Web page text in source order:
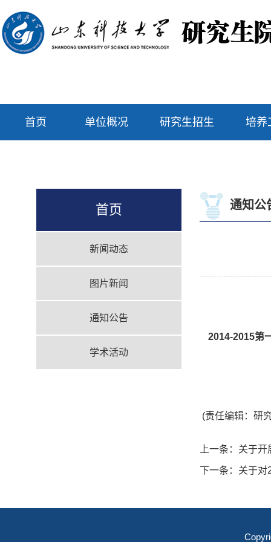
首页 单位概况 研究生招生 培养
首页
新闻动态
图片新闻
通知公告
学术活动
通知公
2014-2015第
(责任编辑：研
上一条： 关于开
下一条： 关于对